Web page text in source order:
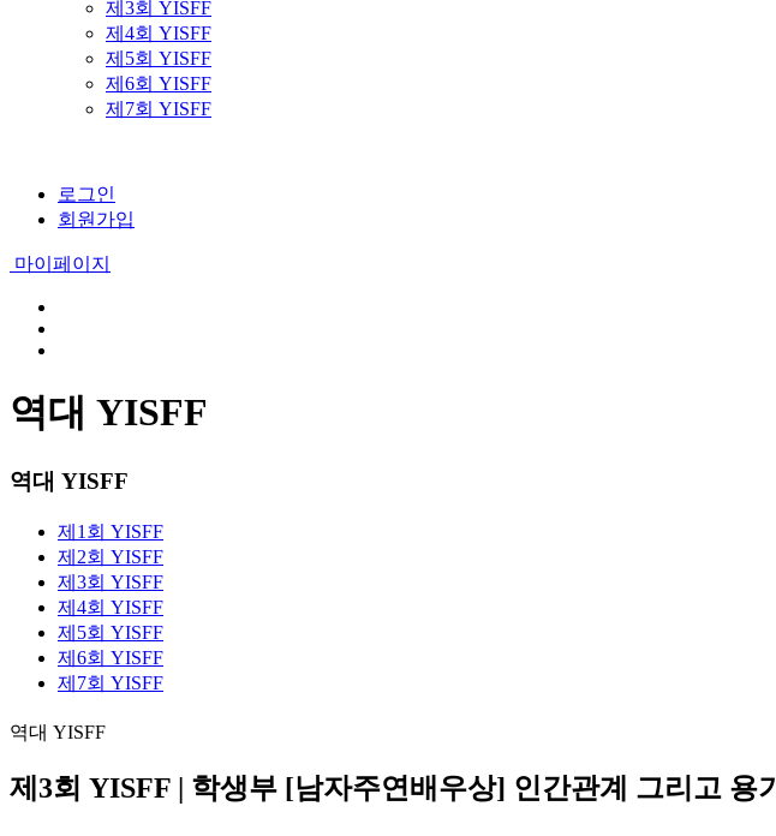
제3회 YISFF
제4회 YISFF
제5회 YISFF
제6회 YISFF
제7회 YISFF
로그인
회원가입
마이페이지
역대 YISFF
역대 YISFF
제1회 YISFF
제2회 YISFF
제3회 YISFF
제4회 YISFF
제5회 YISFF
제6회 YISFF
제7회 YISFF
역대 YISFF
제3회 YISFF | 학생부 [남자주연배우상] 인간관계 그리고 용기